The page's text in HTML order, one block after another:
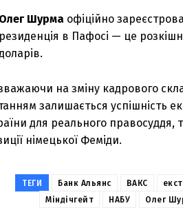
Олег Шурма офіційно
резиденція в Пафосі — це
на зміну кадрового
залишається успішність
для реального правосуддя,
німецької Феміди.
ТЕГИ Банк Альянс ВАКС
Міндічгейт
НАБУ Олег